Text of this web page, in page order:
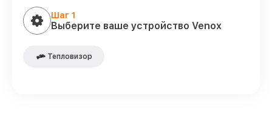
Шаг 1
Выберите ваше устройство Venox
Тепловизор